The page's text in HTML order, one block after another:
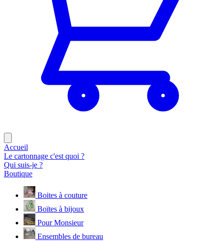
Accueil
Le cartonnage c'est quoi ?
Qui suis-je ?
Boutique
Boites à couture
Boïtes à bijoux
Pour Monsieur
Ensembles de bureau